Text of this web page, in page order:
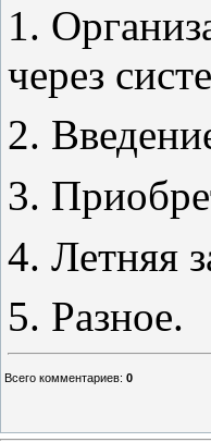
1.
через
2.
3.
4. Летняя
5. Разное.
Всего комментариев: 0